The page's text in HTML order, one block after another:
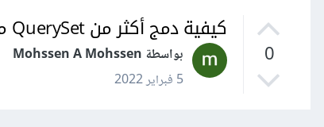
0
كيفية دمج أكثر من QuerySet معًا في جانغو Django؟
بواسطة Mohssen A Mohssen
5 فبراير 2022